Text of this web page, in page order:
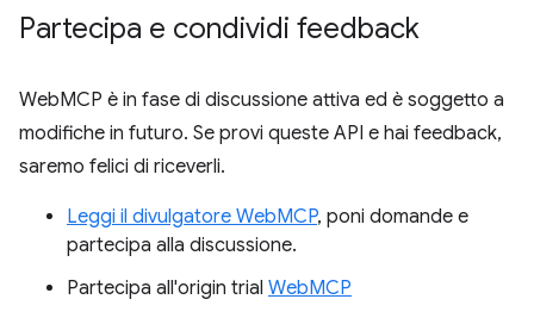
Partecipa e condividi feedback
WebMCP è in fase di discussione attiva ed è soggetto a
modifiche in futuro. Se provi queste API e hai feedback,
saremo felici di riceverli.
Leggi il divulgatore WebMCP, poni domande e
partecipa alla discussione.
Partecipa all'origin trial WebMCP